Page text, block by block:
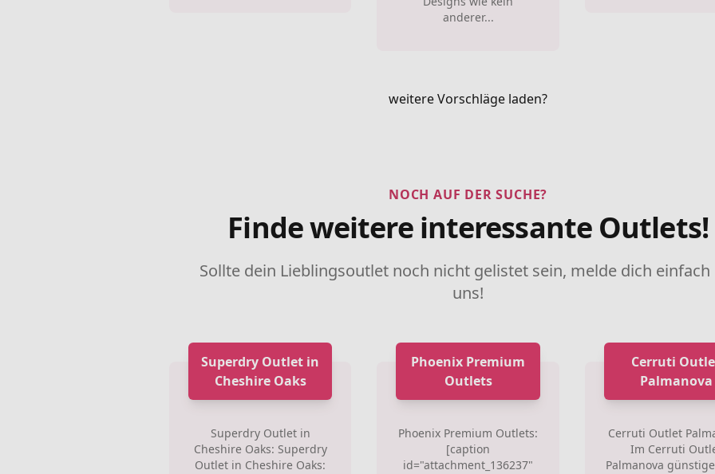
anderer...
weitere Vorschläge laden?
NOCH AUF DER SUCHE?
Finde weitere interessante Outlets!
Sollte dein Lieblingsoutlet noch nicht gelistet sein, melde dich einfach
uns!
Superdry Outlet in
Cheshire Oaks
Superdry Outlet in
Cheshire Oaks: Superdry
Outlet in Cheshire Oaks:
Phoenix Premium
Outlets
Phoenix Premium Outlets:
[caption
id="attachment_136237"
Cerruti
Palmanova
Cerruti Outlet
Im Cerruti
Palmanova